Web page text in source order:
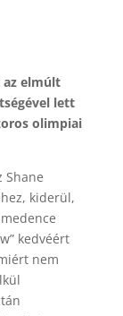
az elmúlt
lett
olimpiai
Shane
kiderül,
kedvéért
nem